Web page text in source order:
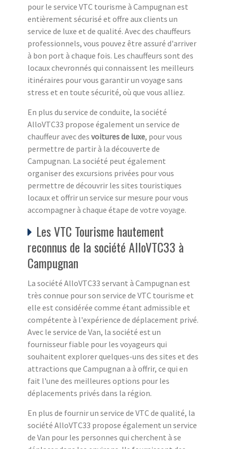
pour le service VTC tourisme à Campugnan est
entièrement sécurisé et offre aux clients un
service de luxe et de qualité. Avec des chauffeurs
professionnels, vous pouvez être assuré d'arriver
à bon port à chaque fois. Les chauffeurs sont des
locaux chevronnés qui connaissent les meilleurs
itinéraires pour vous garantir un voyage sans
stress et en toute sécurité, où que vous alliez.
En plus du service de conduite, la société
AlloVTC33 propose également un service de
chauffeur avec des voitures de luxe, pour vous
permettre de partir à la découverte de
Campugnan. La société peut également
organiser des excursions privées pour vous
permettre de découvrir les sites touristiques
locaux et offrir un service sur mesure pour vous
accompagner à chaque étape de votre voyage.
Les VTC Tourisme hautement
reconnus de la société AlloVTC33 à
Campugnan
La société AlloVTC33 servant à Campugnan est
très connue pour son service de VTC tourisme et
elle est considérée comme étant admissible et
compétente à l'expérience de déplacement privé.
Avec le service de Van, la société est un
fournisseur fiable pour les voyageurs qui
souhaitent explorer quelques-uns des sites et des
attractions que Campugnan a à offrir, ce qui en
fait l'une des meilleures options pour les
déplacements privés dans la région.
En plus de fournir un service de VTC de qualité, la
société AlloVTC33 propose également un service
de Van pour les personnes qui cherchent à se